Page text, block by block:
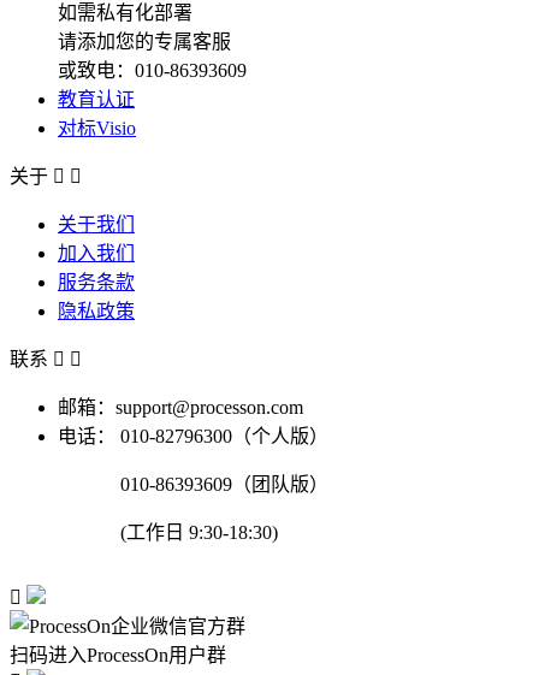
如需私有化部署
请添加您的专属客服
或致电：010-86393609
教育认证
对标Visio
关于  
关于我们
加入我们
服务条款
隐私政策
联系  
邮箱：support@processon.com
电话：
010-82796300（个人版）
010-86393609（团队版）
(工作日 9:30-18:30)

扫码进入ProcessOn用户群